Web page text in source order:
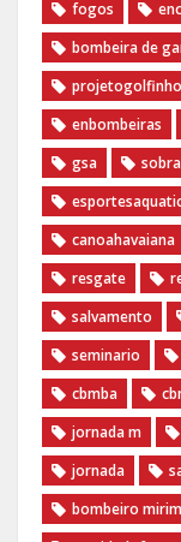
fogos
bombeira de
enbombeiras
gsa
canoahavaiana
resgate
salvamento
seminario
cbmba
jornada m
jornada
bombeiro mirim